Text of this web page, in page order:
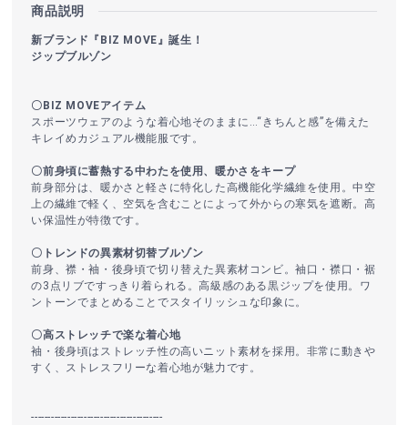
商品説明
新ブランド『BIZ MOVE』誕生！
ジップブルゾン
〇BIZ MOVEアイテム
スポーツウェアのような着心地そのままに…“きちんと感”を備えた
キレイめカジュアル機能服です。
〇前身頃に蓄熱する中わたを使用、暖かさをキープ
前身部分は、暖かさと軽さに特化した高機能化学繊維を使用。中空
上の繊維で軽く、空気を含むことによって外からの寒気を遮断。高
い保温性が特徴です。
〇トレンドの異素材切替ブルゾン
前身、襟・袖・後身頃で切り替えた異素材コンビ。袖口・襟口・裾
の3点リブですっきり着られる。高級感のある黒ジップを使用。ワ
ントーンでまとめることでスタイリッシュな印象に。
〇高ストレッチで楽な着心地
袖・後身頃はストレッチ性の高いニット素材を採用。非常に動きや
すく、ストレスフリーな着心地が魅力です。
----------------------------------------